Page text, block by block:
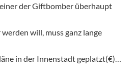
der Giftbomber überhaupt
will, muss ganz lange
in der Innenstadt geplatzt(€)…